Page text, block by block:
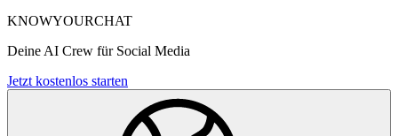
KNOWYOURCHAT
Deine AI Crew für Social Media
Jetzt kostenlos starten